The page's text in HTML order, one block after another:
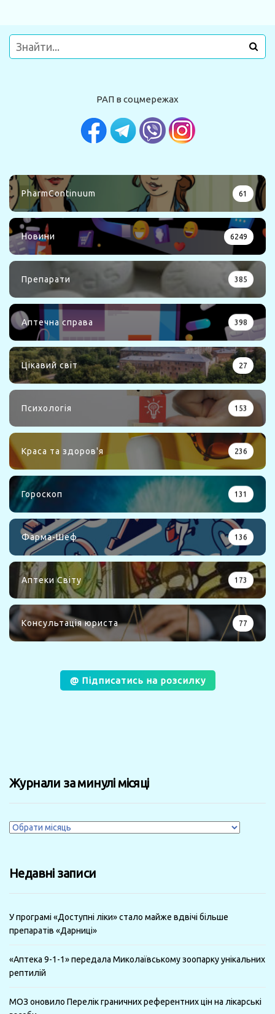
РАП в соцмережах
PharmContinuum 61
Новини 6249
Препарати 385
Аптечна справа 398
Цікавий світ 27
Психологія 153
Краса та здоров'я 236
Гороскоп 131
Фарма-Шеф 136
Аптеки Світу 173
Консультація юриста 77
@ Підписатись на розсилку
Журнали за минулі місяці
Журнали
місяці
Недавні записи
У програмі «Доступні ліки» стало майже вдвічі більше
препаратів «Дарниці»
«Аптека 9-1-1» передала Миколаївському зоопарку унікальних
рептилій
МОЗ оновило Перелік граничних референтних цін на лікарські